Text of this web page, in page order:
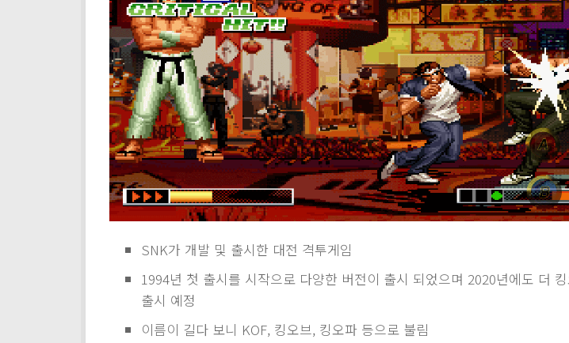
SNK가 개발 및 출시한 대전 격투게임
1994년 첫 출시를 시작으로 다양한 버전이 출시 되었으며 2020년에도 더
출시 예정
이름이 길다 보니 KOF, 킹오브, 킹오파 등으로 불림